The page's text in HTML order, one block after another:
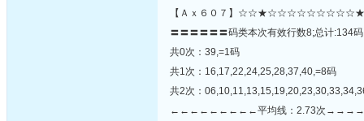
【Ａｘ６０７】
〓〓〓〓〓〓码类本次有效行数8;总计:134
共0次：39,=1码
共1次：16,17,22,24,25,28,37,40,=8码
共2次：
←←←←←←←←←平均线：2.73次